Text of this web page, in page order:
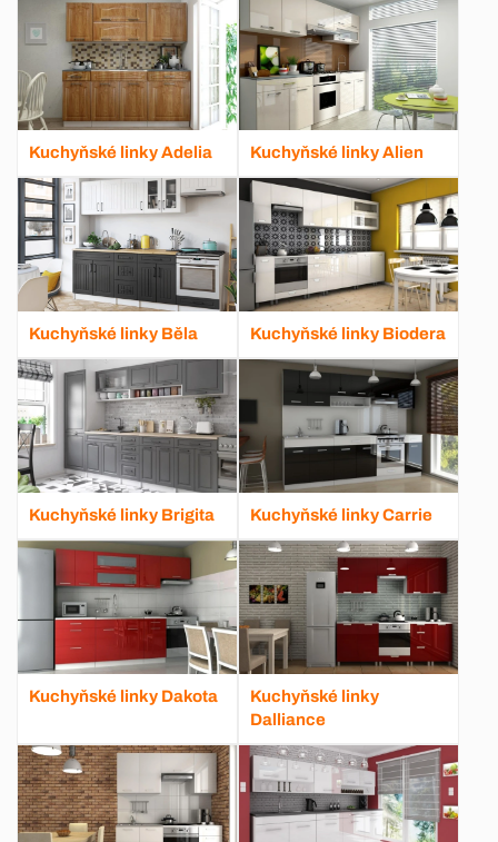
Kuchyňské linky Adelia Kuchyňské linky Alien
Kuchyňské linky Běla Kuchyňské linky Biodera
Kuchyňské linky Brigita Kuchyňské linky Carrie
Kuchyňské linky Dakota
Kuchyňské linky
Dalliance